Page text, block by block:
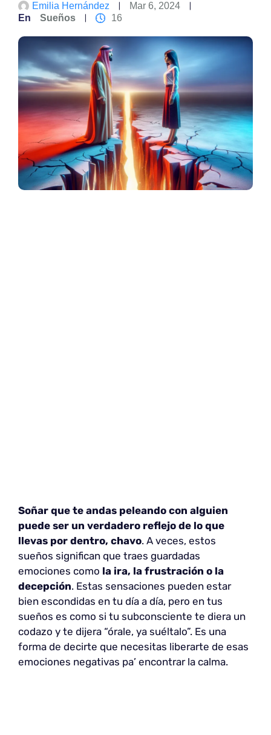
Emilia Hernández
Mar 6, 2024
En
Sueños 16
Soñar que te andas peleando con alguien
puede ser un verdadero reflejo de lo que
llevas por dentro, chavo. A veces, estos
sueños significan que traes guardadas
emociones como la ira, la frustración o la
decepción. Estas sensaciones pueden estar
bien escondidas en tu día a día, pero en tus
sueños es como si tu subconsciente te diera un
codazo y te dijera “órale, ya suéltalo”. Es una
forma de decirte que necesitas liberarte de esas
emociones negativas pa’ encontrar la calma.